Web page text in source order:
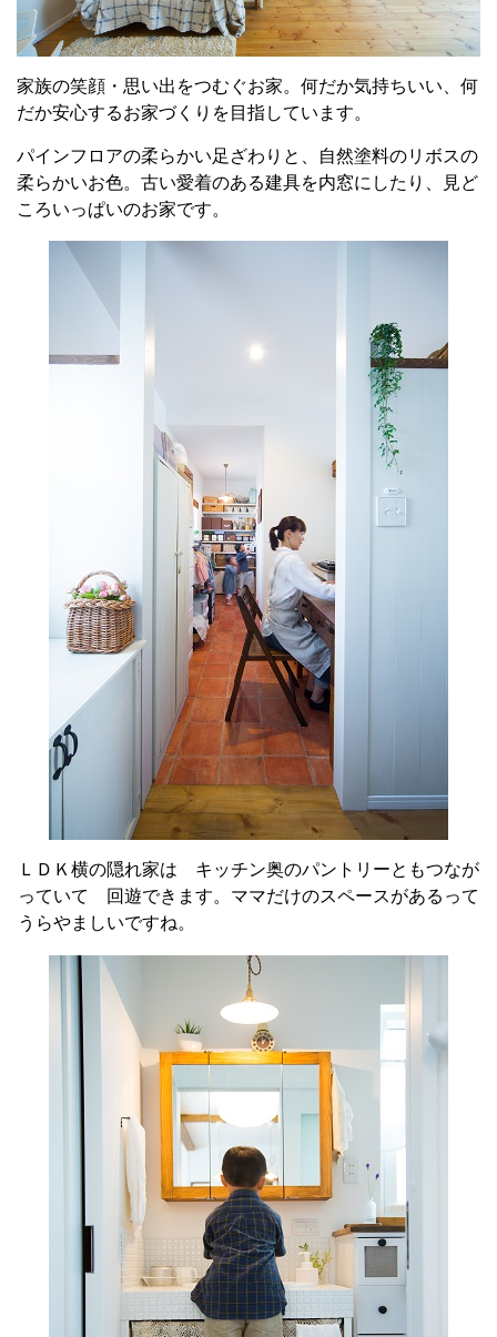
家族の笑顔・思い出をつむぐお家。何だか気持ちいい、何
だか安心するお家づくりを目指しています。
パインフロアの柔らかい足ざわりと、自然塗料のリボスの
柔らかいお色。古い愛着のある建具を内窓にしたり、見ど
ころいっぱいのお家です。
ＬＤＫ横の隠れ家は キッチン奥のパントリーともつなが
っていて 回遊できます。ママだけのスペースがあるって
うらやましいですね。